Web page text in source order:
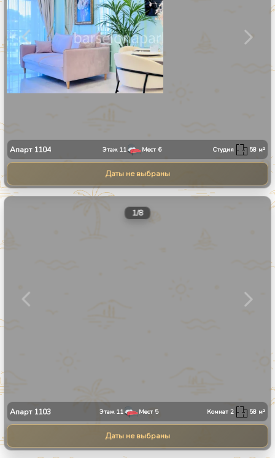
Апарт 1104 Этаж 11 Мест 6 Студия 58 м²
Даты не выбраны
1/8
Апарт 1103 Этаж 11 Мест 5 Комнат2 58 м²
Даты не выбраны